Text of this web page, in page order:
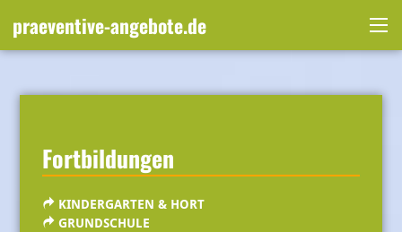
praeventive-angebote.de
Fortbildungen
KINDERGARTEN & HORT
GRUNDSCHULE